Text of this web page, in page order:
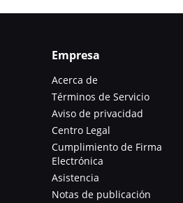
Empresa
Acerca de
Términos de Servicio
Aviso de privacidad
Centro Legal
Cumplimiento de Firma
Electrónica
Asistencia
Notas de publicación